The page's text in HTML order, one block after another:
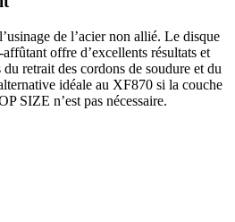
de l’acier non allié. Le disque
offre d’excellents résultats et
retrait des cordons de soudure et du
idéale au XF870 si la couche
SIZE n’est pas nécessaire.